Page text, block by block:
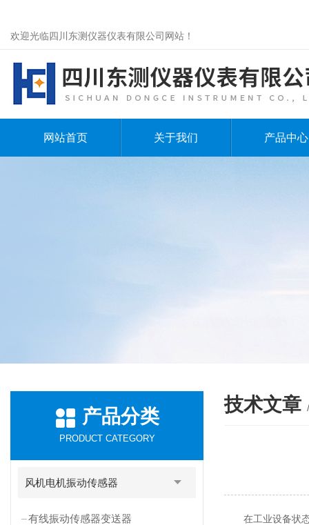
欢迎光临四川东测仪器仪表有限公司网站！
网站首页 关于我们 产品中心
产品分类
PRODUCT CATEGORY
风机电机振动传感器
有线振动传感器变送器
技术文章
在工业设备状态